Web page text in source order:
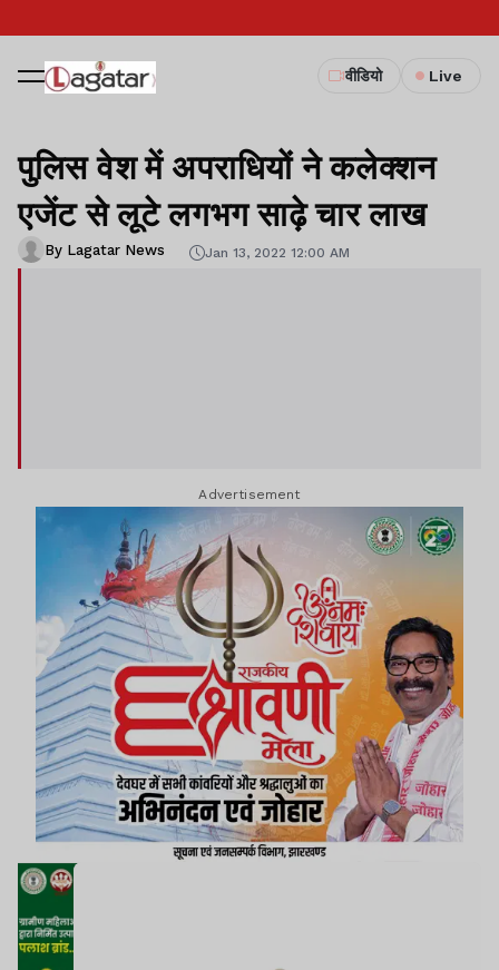
वीडियो Live
पुलिस वेश में अपराधियों ने कलेक्शन
एजेंट से लूटे लगभग साढ़े चार लाख
By Lagatar News Jan 13, 2022 12:00 AM
Advertisement